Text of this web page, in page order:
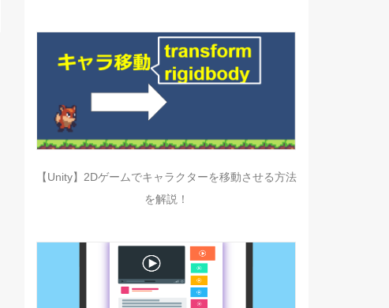
【Unity】2Dゲームでキャラクターを移動させる方法
を解説！